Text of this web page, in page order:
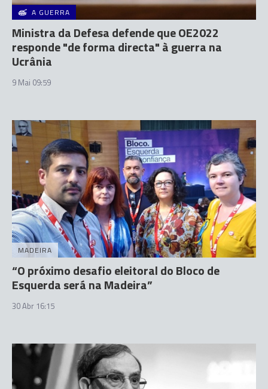
A GUERRA
Ministra da Defesa defende que OE2022
responde "de forma directa" à guerra na
Ucrânia
9 Mai 09:59
MADEIRA
“O próximo desafio eleitoral do Bloco de
Esquerda será na Madeira”
30 Abr 16:15